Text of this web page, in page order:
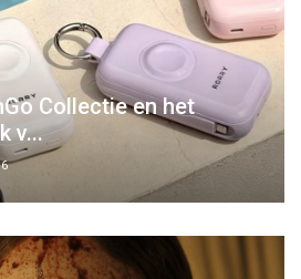
Collectie en het
v...